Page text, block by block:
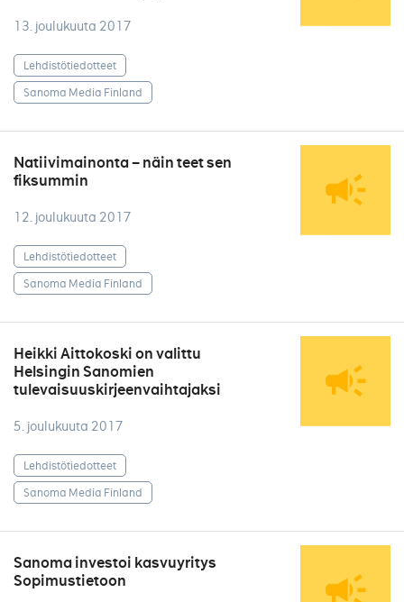
13. joulukuuta 2017
Lehdistötiedotteet
Sanoma Media Finland
Natiivimainonta – näin teet sen
fiksummin
12. joulukuuta 2017
Lehdistötiedotteet
Sanoma Media Finland
Heikki Aittokoski on valittu
Helsingin Sanomien
tulevaisuuskirjeenvaihtajaksi
5. joulukuuta 2017
Lehdistötiedotteet
Sanoma Media Finland
Sanoma investoi kasvuyritys
Sopimustietoon